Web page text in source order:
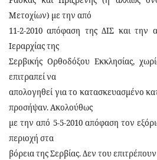
Μετοχίων) με την από
11-2-2010 απόφαση της ΔΙΣ και την
Ιεραρχίας της
Σερβικής Ορθοδόξου Εκκλησίας,
επιτραπεί να
απολογηθεί για το κατασκευασμένο
προσήψαν. Ακολούθως
με την από 5-5-2010 απόφαση τον
περιοχή στα
βόρεια της Σερβίας. Δεν του